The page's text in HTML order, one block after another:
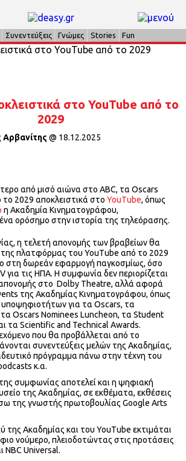
Συνεντεύξεις Γνώμες Stories Fun
στο YouTube από το
2029
@ 18.12.2025
από μισό αιώνα στο ABC, τα Oscars
2029 αποκλειστικά στο YouTube, όπως
η Ακαδημία Κινηματογράφου,
ορόσημο στην ιστορία της τηλεόρασης.
η τελετή απονομής των βραβείων θα
πλατφόρμας του YouTube από το 2029
στη δωρεάν εφαρμογή παγκοσμίως, όσο
για τις ΗΠΑ. Η συμφωνία δεν περιορίζεται
στο Dolby Theatre, αλλά αφορά
της Ακαδημίας Κινηματογράφου, όπως
για τα Oscars, τα
Oscars Nominees Luncheon, τα Student
τα Scientific and Technical Awards.
που θα προβάλλεται από το
συνεντεύξεις μελών της Ακαδημίας,
πρόγραμμα πάνω στην τέχνη του
κ.α.
συμφωνίας αποτελεί και η ψηφιακή
της Ακαδημίας, σε εκθέματα, εκθέσεις
της γνωστής πρωτοβουλίας Google Arts
Ακαδημίας και του YouTube εκτιμάται
νούμερο, πλειοδοτώντας στις προτάσεις
NBC Universal.